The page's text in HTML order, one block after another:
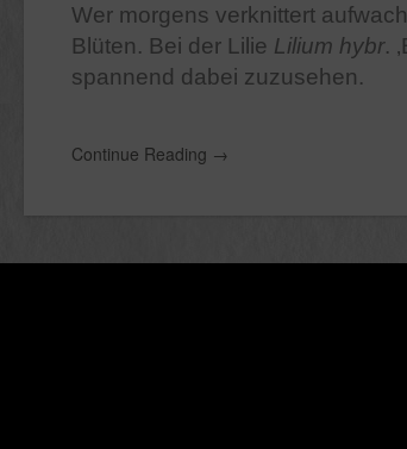
Wer morgens verknittert
Blüten. Bei der Lilie Lilium hybr.
spannend dabei zuzusehen.
Continue Reading →